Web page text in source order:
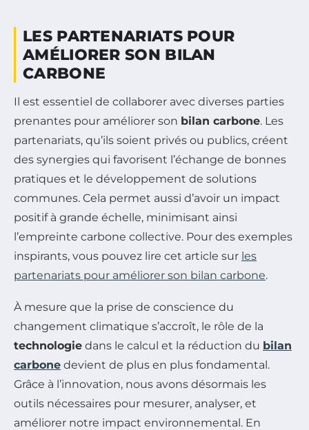
LES PARTENARIATS POUR
AMÉLIORER SON BILAN
CARBONE
Il est essentiel de collaborer avec diverses parties
prenantes pour améliorer son bilan carbone. Les
partenariats, qu’ils soient privés ou publics, créent
des synergies qui favorisent l’échange de bonnes
pratiques et le développement de solutions
communes. Cela permet aussi d’avoir un impact
positif à grande échelle, minimisant ainsi
l’empreinte carbone collective. Pour des exemples
inspirants, vous pouvez lire cet article sur les
partenariats pour améliorer son bilan carbone.
À mesure que la prise de conscience du
changement climatique s’accroît, le rôle de la
technologie dans le calcul et la réduction du bilan
carbone devient de plus en plus fondamental.
Grâce à l’innovation, nous avons désormais les
outils nécessaires pour mesurer, analyser, et
améliorer notre impact environnemental. En